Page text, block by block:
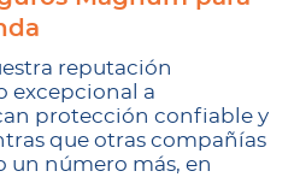
reputación
excepcional a
protección confiable y
que otras compañías
número más, en